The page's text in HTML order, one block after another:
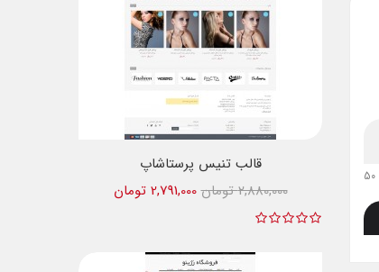
قالب تنیس پرستاشاپ
2,791,000 تومان
2,880,000 تومان